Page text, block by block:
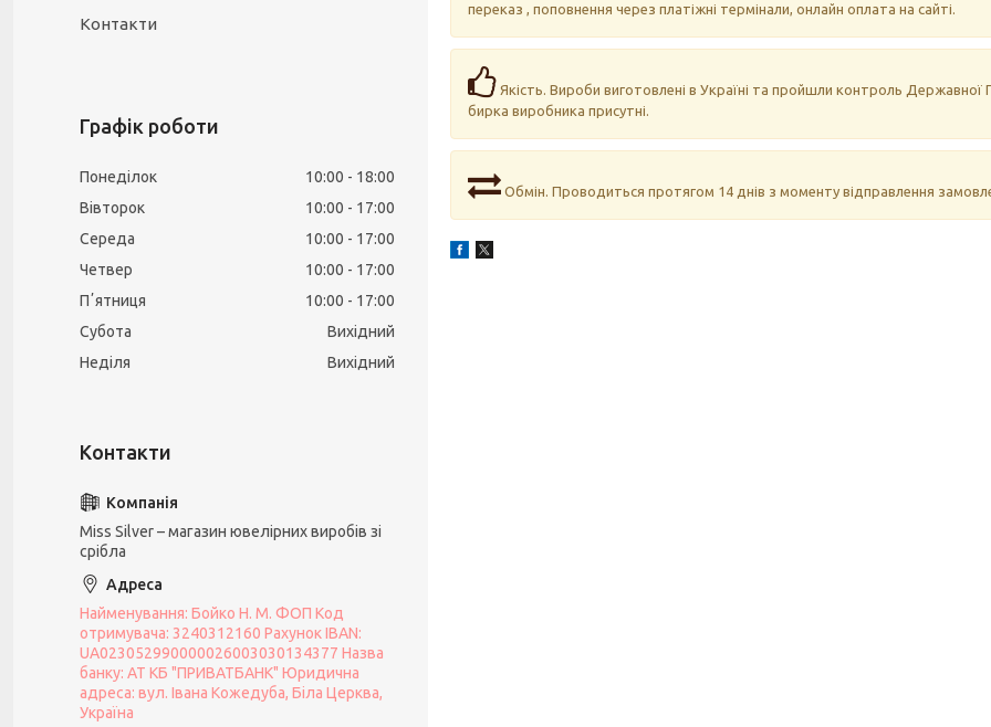
переказ , поповнення через платіжні термінали, онлайн оплата на сайті.
Якість. Вироби виготовлені в Україні та пройшли контроль
бирка виробника присутні.
Обмін. Проводиться протягом 14 днів з моменту відправлення
Контакти
Графік роботи
Понеділок 10:00
18:00
Вівторок
10:00
17:00
Середа
10:00
17:00
Четвер
10:00
17:00
Пʼятниця
10:00
17:00
Субота
Вихідний
Неділя
Вихідний
Miss Silver – магазин ювелірних виробів зі
срібла
Найменування: Бойко Н. М. ФОП Код
отримувача: 3240312160 Рахунок IBAN:
UA023052990000026003030134377 Назва
банку: АТ КБ "ПРИВАТБАНК" Юридична
адреса: вул. Івана Кожедуба, Біла Церква,
Україна